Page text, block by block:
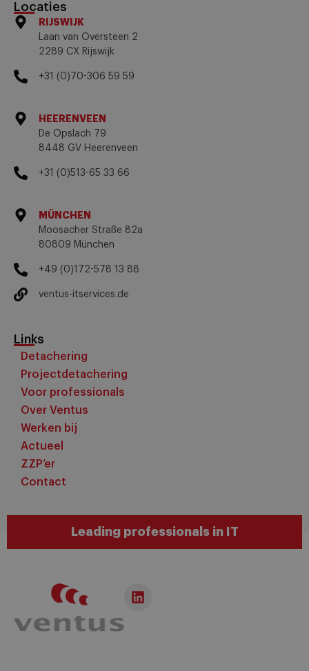
Locaties
RIJSWIJK
Laan van Oversteen 2
2289 CX Rijswijk
+31 (0)70-306 59 59
HEERENVEEN
De Opslach 79
8448 GV Heerenveen
+31 (0)513-65 33 66
MÜNCHEN
Moosacher Straße 82a
80809 München
+49 (0)172-578 13 88
ventus-itservices.de
Links
Detachering
Projectdetachering
Voor professionals
Over Ventus
Werken bij
Actueel
ZZP’er
Contact
Leading professionals in IT